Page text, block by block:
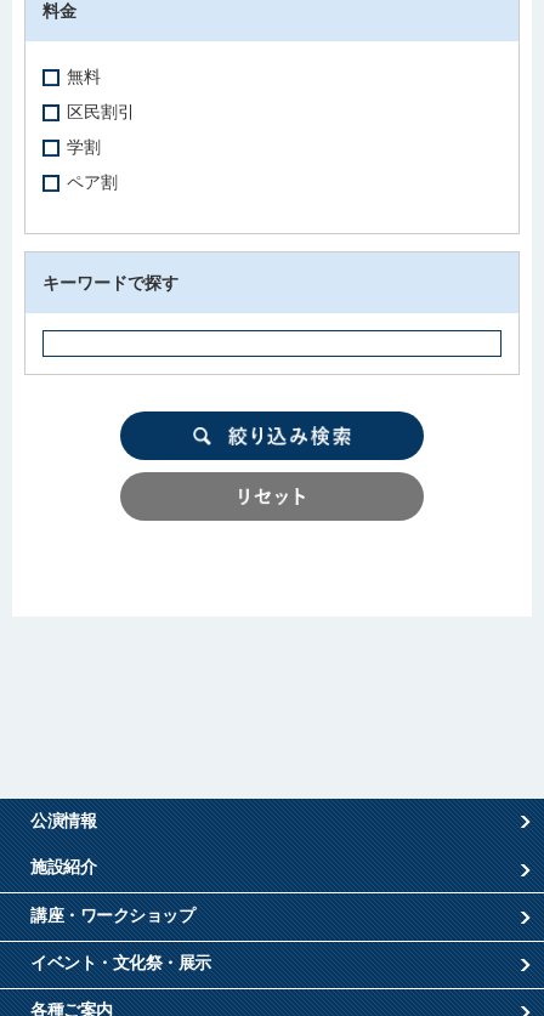
料金
無料
区民割引
学割
ペア割
キーワードで探す
公演情報
施設紹介
講座・ワークショップ
イベント・文化祭・展示
各種ご案内